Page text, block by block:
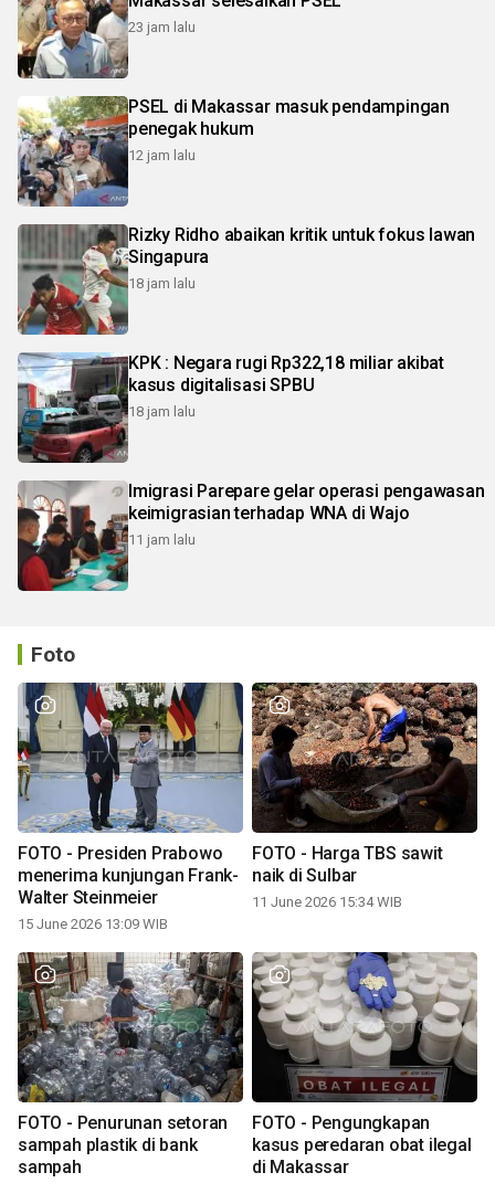
23 jam lalu
PSEL di Makassar masuk pendampingan
penegak hukum
12 jam lalu
Rizky Ridho abaikan kritik untuk fokus lawan
Singapura
18 jam lalu
KPK : Negara rugi Rp322,18 miliar akibat
kasus digitalisasi SPBU
18 jam lalu
Imigrasi Parepare gelar operasi pengawasan
keimigrasian terhadap WNA di Wajo
11 jam lalu
Foto
FOTO - Presiden Prabowo
menerima kunjungan Frank-
Walter Steinmeier
15 June 2026 13:09 WIB
FOTO - Harga TBS sawit
naik di Sulbar
11 June 2026 15:34 WIB
FOTO - Penurunan setoran
sampah plastik di bank
sampah
FOTO - Pengungkapan
kasus peredaran obat ilegal
di Makassar